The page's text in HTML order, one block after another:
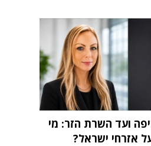
ועד השרת הזר: מי
אזרחי ישראל?